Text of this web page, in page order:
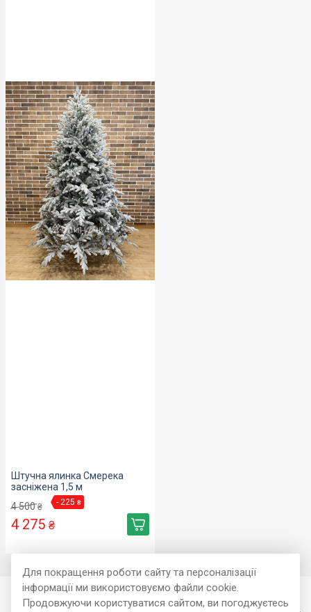
Штучна ялинка Смерека
засніжена 1,5 м
4 500 ₴ - 225 ₴
4 275 ₴
Покупцеві
Для покращення роботи сайту та персоналізації
інформації ми використовуємо файли cookie.
Продовжуючи користуватися сайтом, ви погоджуєтесь